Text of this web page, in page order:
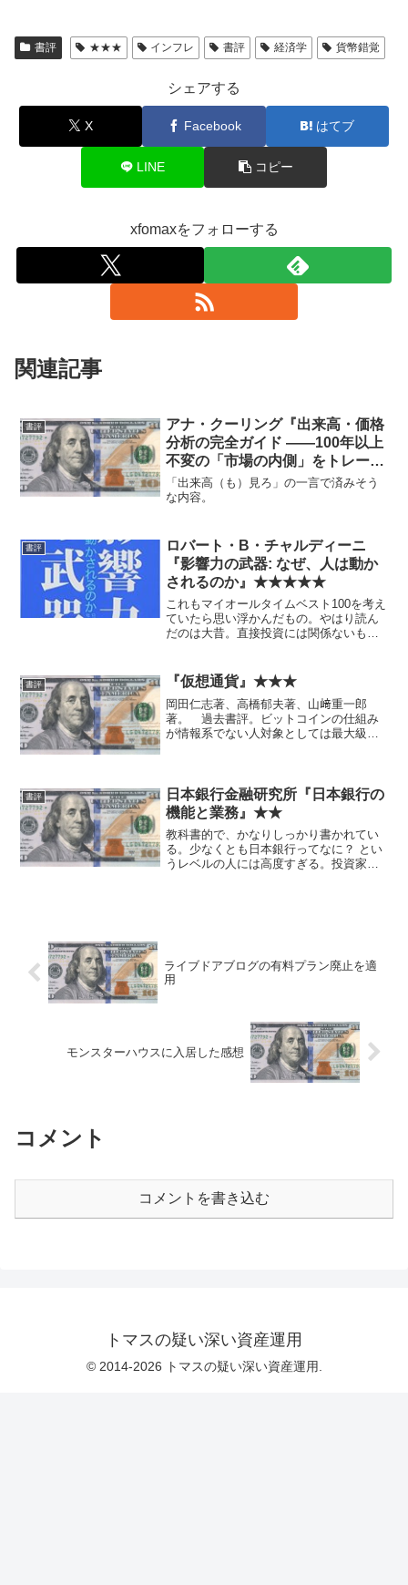
書評 ★★★ インフレ 書評 経済学 貨幣錯覚
シェアする
X Facebook はてブ
LINE コピー
xfomaxをフォローする
関連記事
書評
アナ・クーリング『出来高・価格
分析の完全ガイド ――100年以上
不変の「市場の内側」をトレード
に生かす』★
「出来高（も）見ろ」の一言で済みそう
な内容。
書評
ロバート・B・チャルディーニ
『影響力の武器: なぜ、人は動か
されるのか』★★★★★
これもマイオールタイムベスト100を考え
ていたら思い浮かんだもの。やはり読ん
だのは大昔。直接投資には関係ないもの
書評 『仮想通貨』★★★
岡田仁志著、高橋郁夫著、山﨑重一郎
著。 過去書評。ビットコインの仕組み
が情報系でない人対象としては最大級に
したい人にはおすすめ。
書評
日本銀行金融研究所『日本銀行の
機能と業務』★★
教科書的で、かなりしっかり書かれてい
る。少なくとも日本銀行ってなに？ とい
うレベルの人には高度すぎる。投資家で
ライブドアブログの有料プラン廃止を適
用
モンスターハウスに入居した感想
コメント
コメントを書き込む
トマスの疑い深い資産運用
© 2014-2026 トマスの疑い深い資産運用.